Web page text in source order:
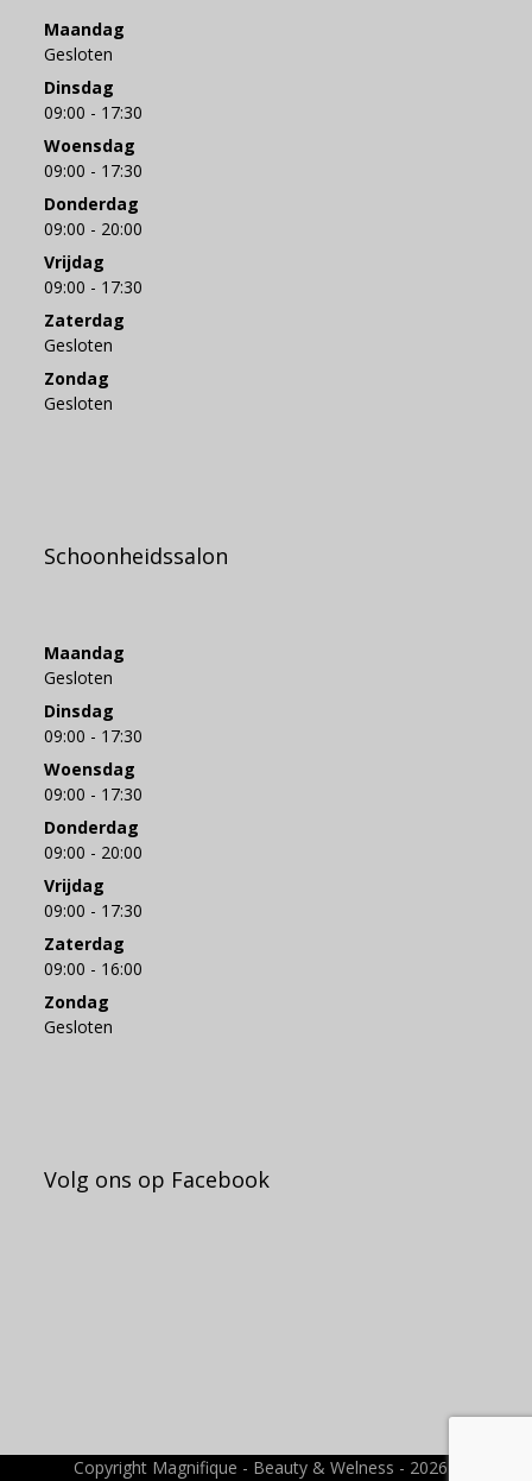
Maandag
Gesloten
Dinsdag
09:00 - 17:30
Woensdag
09:00 - 17:30
Donderdag
09:00 - 20:00
Vrijdag
09:00 - 17:30
Zaterdag
Gesloten
Zondag
Gesloten
Schoonheidssalon
Maandag
Gesloten
Dinsdag
09:00 - 17:30
Woensdag
09:00 - 17:30
Donderdag
09:00 - 20:00
Vrijdag
09:00 - 17:30
Zaterdag
09:00 - 16:00
Zondag
Gesloten
Volg ons op Facebook
Copyright Magnifique - Beauty & Welness - 2026 -